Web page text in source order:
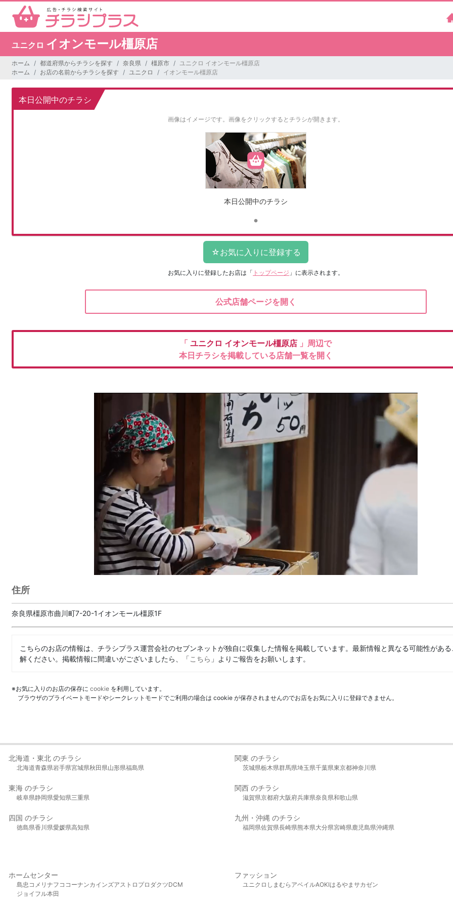
ユニクロ イオンモール橿原店
ホーム 都道府県からチラシを探す 奈良県 橿原市
ユニクロ イオンモール橿原店
ホーム
お店の名前からチラシを探す ユニクロ イオンモール橿原店
本日公開中のチラシ
画像はイメージです。 画像をクリックするとチラシが開きます。
本日公開中のチラシ
お気に入りに登録したお店は 「 トップページ 」に表示されます。
公式店舗ページを開く
「 ユニクロ イオンモール橿原店 」周辺で
本日チラシを掲載している店舗一覧を開く
住所
奈良県橿原市曲川町7-20-1イオンモール橿原1F
こちらのお店の情報は、チラシプラス運営会社のセブンネットが独自に収集した情報を掲載しています。最新情報と異なる可能性があ
解ください。掲載情報に間違いがございましたら、「こちら 」よりご報告をお願いします。
※お気に入りのお店の保存に cookie を利用しています。
ブラウザのプライベートモードやシークレットモードでご利用の場合は cookie が保存されませんのでお店をお気に入りに登録できません。
北海道・東北 のチラシ
北海道青森県岩手県宮城県秋田県山形県福島県
関東 のチラシ
茨城県栃木県群馬県埼玉県千葉県東京都神奈川県
東海 のチラシ
岐阜県静岡県愛知県三重県
関西 のチラシ
滋賀県京都府大阪府兵庫県奈良県和歌山県
四国 のチラシ
徳島県香川県愛媛県高知県
九州・沖縄 のチラシ
福岡県佐賀県長崎県熊本県大分県宮崎県鹿児島県沖縄県
ホームセンター
島忠 コメリ ナフコ コーナンカインズアストロプロダクツDCM
ジョイフル本田
ファッション
ユニクロ しまむら アベイルAOKIはるやま サカゼン